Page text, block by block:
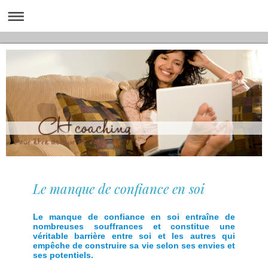
Le manque de confiance en soi
Le manque de confiance en soi entraîne de
nombreuses souffrances et constitue une
véritable barrière entre soi et les autres qui
empêche de construire sa vie selon ses envies et
ses potentiels.